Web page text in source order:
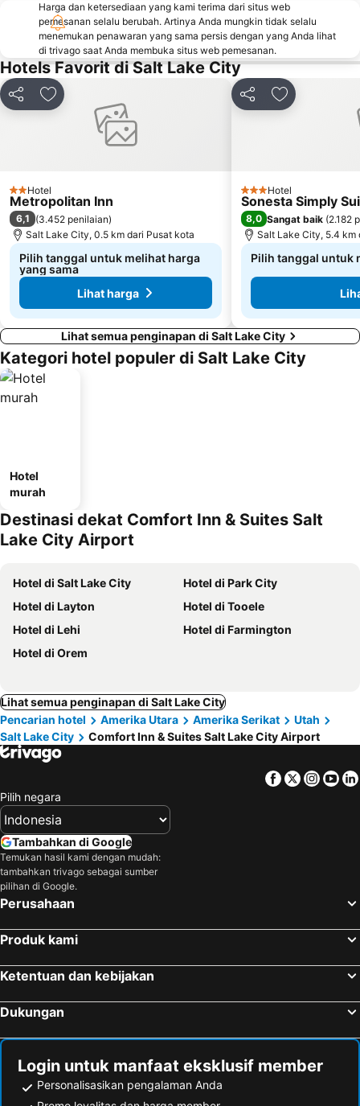
Harga dan ketersediaan yang kami terima dari situs web
pemesanan selalu berubah. Artinya Anda mungkin tidak selalu
menemukan penawaran yang sama persis dengan yang Anda lihat
di trivago saat Anda membuka situs web pemesanan.
Hotels Favorit di Salt Lake City
BagikanTambahkan ke favorit
2 Bintang
Hotel
Metropolitan Inn
6,1 (3.452 penilaian)
Salt Lake City, 0.5 km dari Pusat kota
Pilih tanggal untuk melihat harga
yang sama
Lihat harga
BagikanTambahkan
3 Bintang
Hotel
Sonesta Simply
8,0 Sangat baik (2.182
Salt Lake City, 5.4 km
Pilih tanggal untuk
Lihat semua penginapan di Salt Lake City
Kategori hotel populer di Salt Lake City
Hotel
murah
Destinasi dekat Comfort Inn & Suites Salt
Lake City Airport
Hotel di Salt Lake City
Hotel di Park City
Hotel di Layton
Hotel di Tooele
Hotel di Lehi
Hotel di Farmington
Hotel di Orem
Lihat semua penginapan di Salt Lake City
Pencarian hotel
Amerika Utara Amerika Serikat
Utah
Salt Lake City
Comfort Inn & Suites Salt Lake City Airport
Facebook
Twitter
Pilih negara
Tambahkan di Google
Temukan hasil kami dengan mudah:
tambahkan trivago sebagai sumber
pilihan di Google.
Perusahaan
Produk kami
Ketentuan dan kebijakan
Dukungan
Login untuk manfaat eksklusif member
Personalisasikan pengalaman Anda